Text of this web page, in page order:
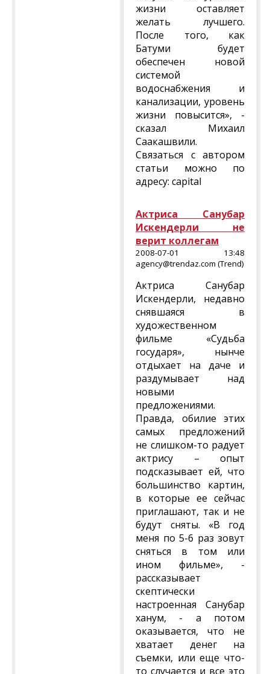
жизни оставляет
желать лучшего.
После того, как
Батуми будет
обеспечен новой
системой
водоснабжения и
канализации, уровень
жизни повысится», -
сказал Михаил
Саакашвили.
Связаться с автором
статьи можно по
адресу: capital
Актриса Санубар
Искендерли не
верит коллегам
2008-07-01 13:48
agency@trendaz.com (Trend)
Актриса Санубар
Искендерли, недавно
снявшаяся в
художественном
фильме «Судьба
государя», нынче
отдыхает на даче и
раздумывает над
новыми
предложениями.
Правда, обилие этих
самых предложений
не слишком-то радует
актрису – опыт
подсказывает ей, что
большинство картин,
в которые ее сейчас
приглашают, так и не
будут сняты. «В год
меня по 5-6 раз зовут
сняться в том или
ином фильме», -
рассказывает
скептически
настроенная Санубар
ханум, - а потом
оказывается, что не
хватает денег на
съемки, или еще что-
то случается и все это